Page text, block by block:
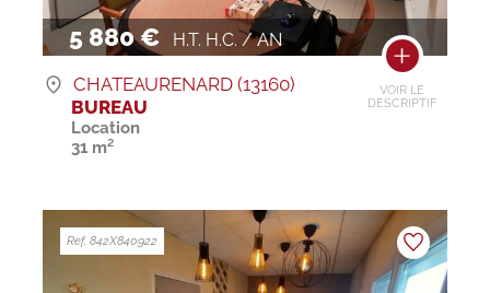
5 880 € H.T. H.C. / AN
VOIR LE
DESCRIPTIF
CHATEAURENARD (13160)
BUREAU
Location
31 m²
Ref. 842X840922